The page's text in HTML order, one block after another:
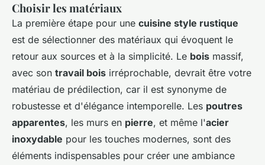
Choisir les matériaux
La première étape pour une cuisine style rustique
est de sélectionner des matériaux qui évoquent le
retour aux sources et à la simplicité. Le bois massif,
avec son travail bois irréprochable, devrait être votre
matériau de prédilection, car il est synonyme de
robustesse et d'élégance intemporelle. Les poutres
apparentes, les murs en pierre, et même l'acier
inoxydable pour les touches modernes, sont des
éléments indispensables pour créer une ambiance